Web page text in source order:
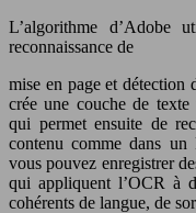
L’algorithme d’Adobe
reconnaissance de
mise en page et détection
crée une couche de texte
qui permet ensuite de
contenu comme dans un
vous pouvez enregistrer
qui appliquent l’OCR à
cohérents de langue, de